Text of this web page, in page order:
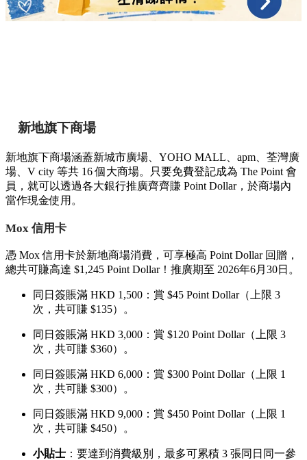
新地旗下商場
新地旗下商場涵蓋新城市廣場、YOHO MALL、apm、荃灣廣
場、V city 等共 16 個大商場。只要免費登記成為 The Point 會
員，就可以透過各大銀行推廣齊齊賺 Point Dollar，於商場內
當作現金使用。
Mox 信用卡
憑 Mox 信用卡於新地商場消費，可享極高 Point Dollar 回贈，
總共可賺高達 $1,245 Point Dollar！推廣期至 2026年6月30日。
同日簽賬滿 HKD 1,500：賞 $45 Point Dollar（上限 3
次，共可賺 $135）。
同日簽賬滿 HKD 3,000：賞 $120 Point Dollar（上限 3
次，共可賺 $360）。
同日簽賬滿 HKD 6,000：賞 $300 Point Dollar（上限 1
次，共可賺 $300）。
同日簽賬滿 HKD 9,000：賞 $450 Point Dollar（上限 1
次，共可賺 $450）。
小貼士 ：要達到消費級別，最多可累積 3 張同日同一參